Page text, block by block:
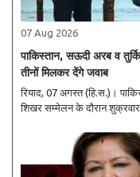
07 Aug 2026
पाकिस्तान, सऊदी अरब व
तीनों मिलकर देंगे जवाब
रियाद, 07 अगस्त (हि.स.)।
शिखर सम्मेलन के दौरान शुक्रवार